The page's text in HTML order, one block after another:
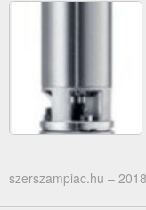
szerszampiac.hu –